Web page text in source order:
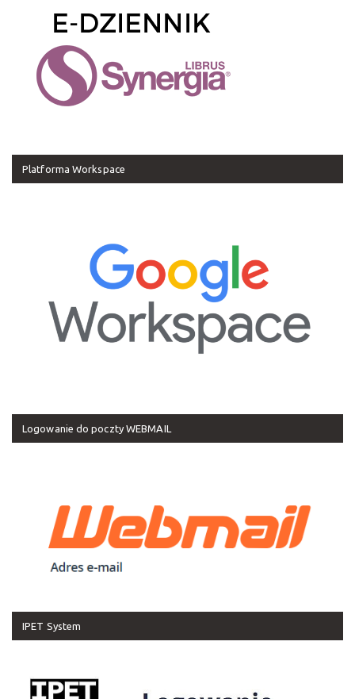
Platforma Workspace
Logowanie do poczty WEBMAIL
IPET System